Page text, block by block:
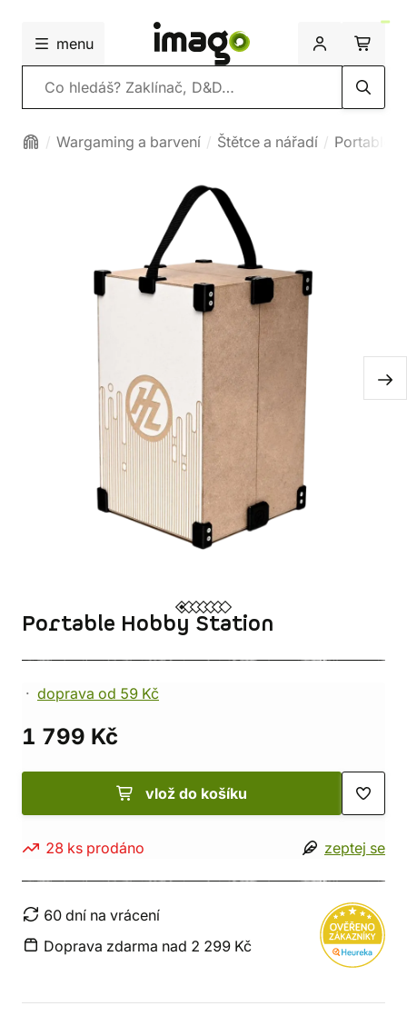
menu
Vyhledávání
Wargaming a barvení Štětce a nářadí Portable
Portable Hobby Station
doprava od 59 Kč
1 799 Kč
vlož do košíku
28 ks prodáno zeptej se
60 dní na vrácení
Doprava zdarma nad 2 299 Kč